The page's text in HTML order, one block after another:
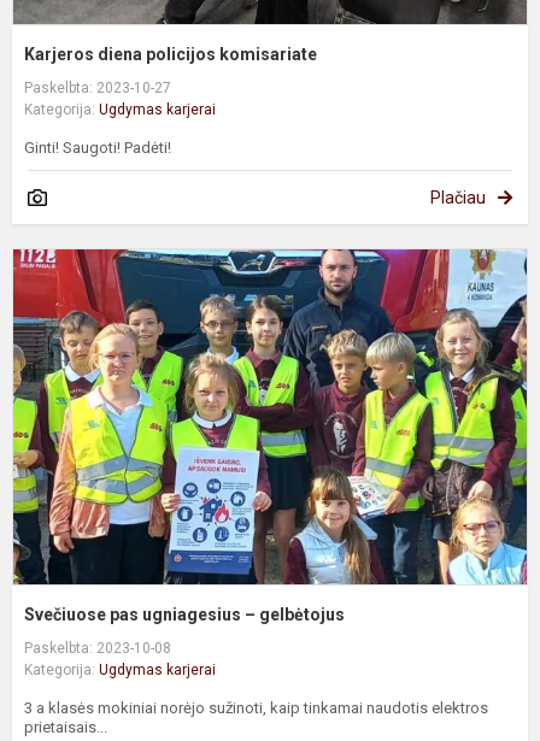
Karjeros diena policijos komisariate
Paskelbta: 2023-10-27
Kategorija: Ugdymas karjerai
Ginti! Saugoti! Padėti!
Plačiau
Svečiuose pas ugniagesius – gelbėtojus
Paskelbta: 2023-10-08
Kategorija: Ugdymas karjerai
3 a klasės mokiniai norėjo sužinoti, kaip tinkamai naudotis elektros
prietaisais...